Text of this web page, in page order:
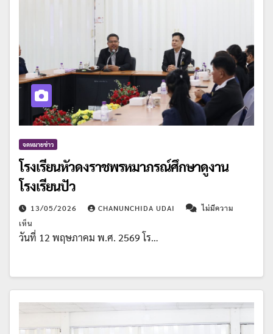
จดหมายข่าว
โรงเรียนหัวดงราชพรหมาภรณ์ศึกษาดูงาน
โรงเรียนปัว
13/05/2026 CHANUNCHIDA UDAI
ไม่มีความ
เห็น
วันที่ 12 พฤษภาคม พ.ศ. 2569 โร…